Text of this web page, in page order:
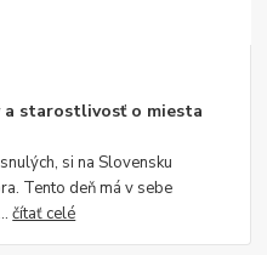
a starostlivosť o miesta
si na Slovensku
Tento deň má v sebe
čítať celé